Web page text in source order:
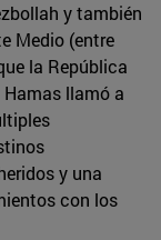
y también
Medio (entre
la República
llamó a
y una
con los